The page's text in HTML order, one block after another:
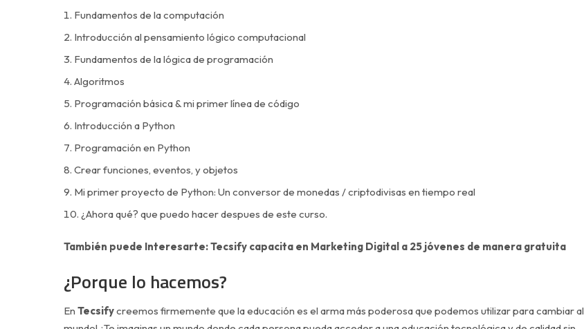
Fundamentos de la computación
Introducción al pensamiento lógico computacional
Fundamentos de la lógica de programación
Algoritmos
Programación básica & mi primer línea de código
Introducción a Python
Programación en Python
Crear funciones, eventos, y objetos
Mi primer proyecto de Python: Un conversor de monedas / criptodivisas en tiempo real
¿Ahora qué? que puedo hacer despues de este curso.
También puede Interesarte:Tecsify capacita en Marketing Digital a 25 jóvenes de manera gratuita
¿Porque lo hacemos?
En Tecsifycreemos firmemente que la educación es el arma más poderosa que podemos utilizar para cambiar al